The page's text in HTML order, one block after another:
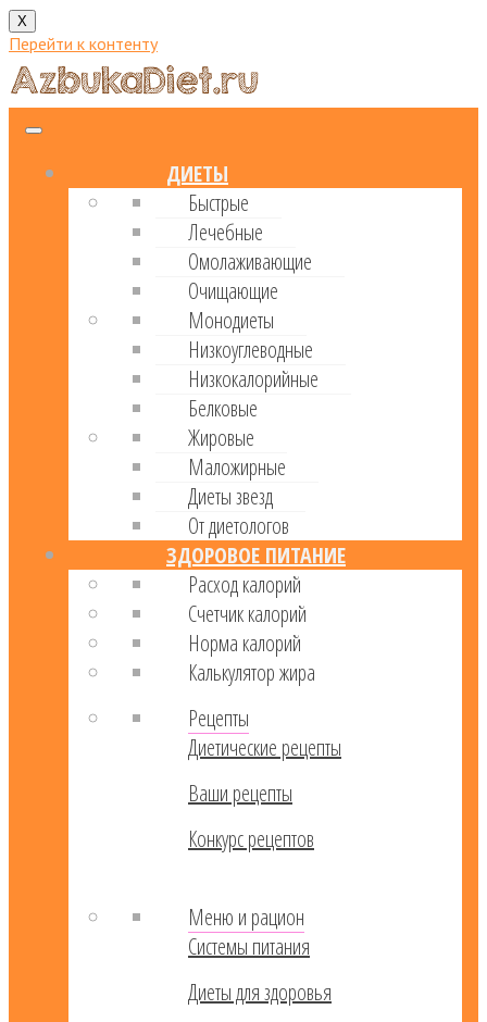
X
Перейти к контенту
ДИЕТЫ
Быстрые
Лечебные
Омолаживающие
Очищающие
Монодиеты
Низкоуглеводные
Низкокалорийные
Белковые
Жировые
Маложирные
Диеты звезд
От диетологов
ЗДОРОВОЕ ПИТАНИЕ
Расход калорий
Cчетчик калорий
Норма калорий
Калькулятор жира
Рецепты
Диетические рецепты
Ваши рецепты
Конкурс рецептов
Меню и рацион
Системы питания
Диеты для здоровья